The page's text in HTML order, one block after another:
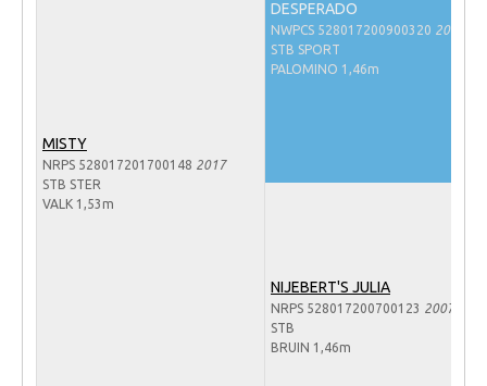
Onze fokkerij
Fokkerij informatie
Informatie veulen registratie
MISTY
NRPS 528017201700148 2017
STB STER
VALK 1,53m
DESPERADO
NWPCS 528017200900320 2009
STB SPORT
PALOMINO 1,46m
NIJEBERT'S JULIA
NRPS 528017200700123 2007
STB
BRUIN 1,46m